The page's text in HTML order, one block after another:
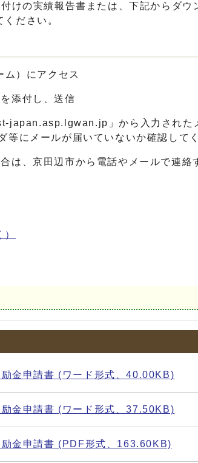
の実績報告書または、下記からダ
ださい。
）にアクセス
添付し、送信
japan.asp.lgwan.jp 」から入力された
メールが届いていないか確認してく
、京田辺市から電話やメールで連絡
励金申請書 (ワード形式、40.00KB)
励金申請書 (ワード形式、37.50KB)
励金申請書 (PDF形式、163.60KB)